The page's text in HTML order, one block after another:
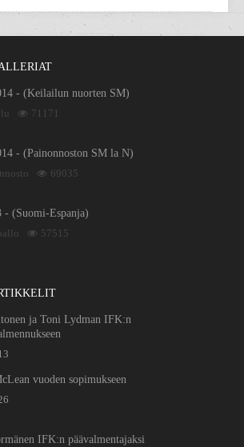
- (Keilailun nuorten SM)
71171
- (Painonnoston SM la N)
69035
- (Suomi-Espanja)
57515
ja Toni Lydman IFK:n
vuoden sopimukseen
IFK:n päävalmentajaksi